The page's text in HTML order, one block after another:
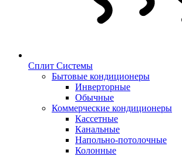
Сплит Системы
Бытовые кондиционеры
Инверторные
Обычные
Коммерческие кондиционеры
Кассетные
Канальные
Напольно-потолочные
Колонные